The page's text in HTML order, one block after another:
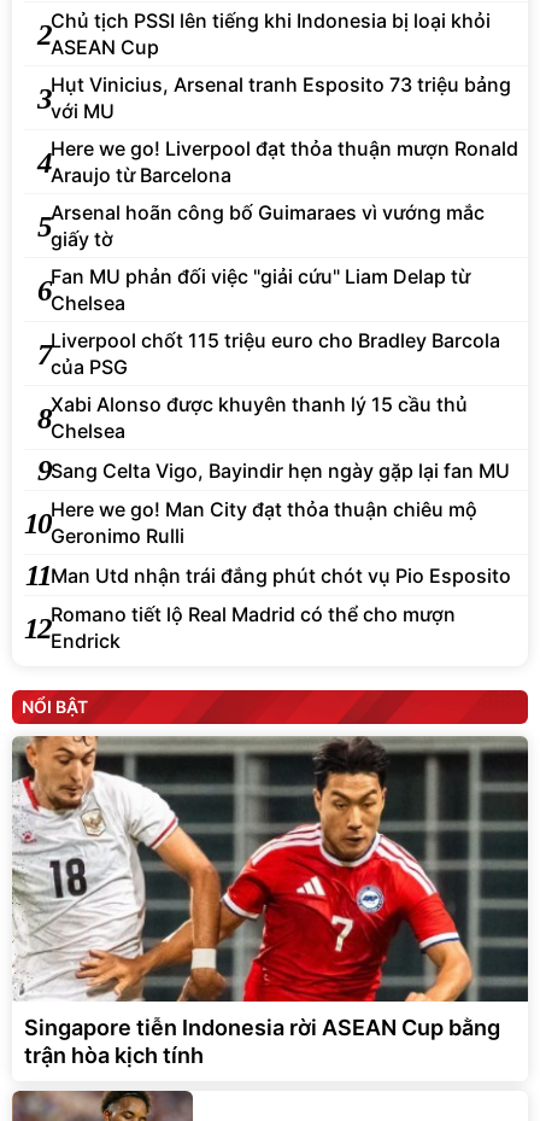
2Chủ tịch PSSI lên tiếng khi Indonesia bị loại khỏi
ASEAN Cup
3Hụt Vinicius, Arsenal tranh Esposito 73 triệu bảng
với MU
4Here we go! Liverpool đạt thỏa thuận mượn Ronald
Araujo từ Barcelona
5Arsenal hoãn công bố Guimaraes vì vướng mắc
giấy tờ
6Fan MU phản đối việc "giải cứu" Liam Delap từ
Chelsea
7Liverpool chốt 115 triệu euro cho Bradley Barcola
của PSG
8Xabi Alonso được khuyên thanh lý 15 cầu thủ
Chelsea
9Sang Celta Vigo, Bayindir hẹn ngày gặp lại fan MU
10Here we go! Man City đạt thỏa thuận chiêu mộ
Geronimo Rulli
11Man Utd nhận trái đắng phút chót vụ Pio Esposito
12Romano tiết lộ Real Madrid có thể cho mượn
Endrick
NỔI BẬT
Singapore tiễn Indonesia rời ASEAN Cup bằng
trận hòa kịch tính